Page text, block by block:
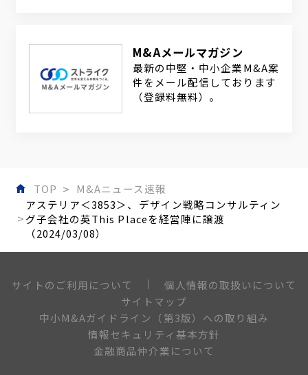
M&Aメールマガジン
最新の中堅・中小企業M&A案
件をメール配信しております
（登録料無料）。
TOP
M&Aニュース速報
アステリア＜3853＞、デザイン戦略コンサルティン
グ子会社の英This Placeを経営陣に譲渡
（2024/03/08）
サイトのご利用について
個人情報の取扱いについて
サイトマップ
中小M&Aガイドライン（第3版）への取り組み
情報セキュリティ基本方針
金融商品仲介業について